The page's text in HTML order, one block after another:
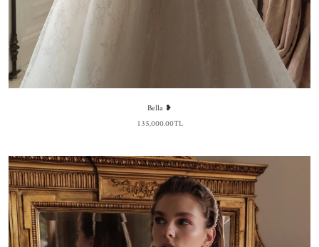
Bella ❥
135,000.00TL